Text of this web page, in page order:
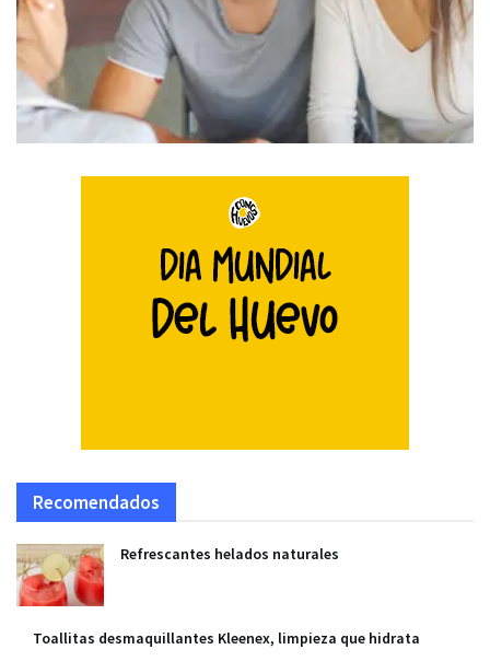
Recomendados
Refrescantes helados naturales
Toallitas desmaquillantes Kleenex, limpieza que hidrata